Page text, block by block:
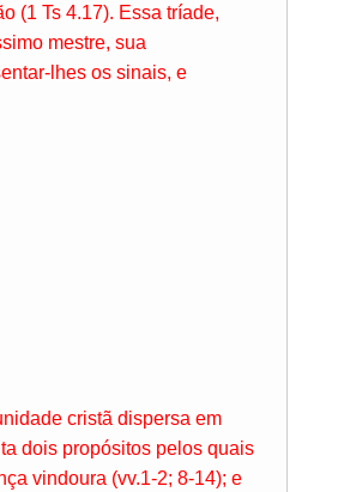
(1 Ts 4.17). Essa tríade,
mestre, sua
lhes os sinais, e
cristã dispersa em
dois propósitos pelos quais
vindoura (vv.1-2; 8-14); e